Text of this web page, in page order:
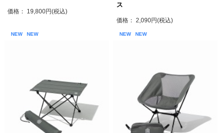
価格： 19,800円(税込)
ス
価格： 2,090円(税込)
NEW NEW NEW NEW